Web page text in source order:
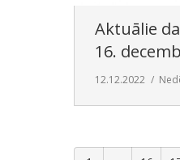
Aktuālie
16.
12.12.2022